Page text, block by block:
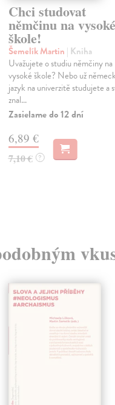
Chci studovat
němčinu na vysoké
škole!
Šemelík Martin | Kniha
Uvažujete o studiu němčiny na
vysoké škole? Nebo už
jazyk na univerzitě studujete a
znal...
Zasielame do 12 dní
6,89 €
7,10 € ?